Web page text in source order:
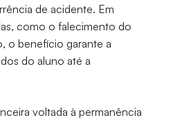
de acidente. Em
como o falecimento do
o benefício garante a
do aluno até a
voltada à permanência